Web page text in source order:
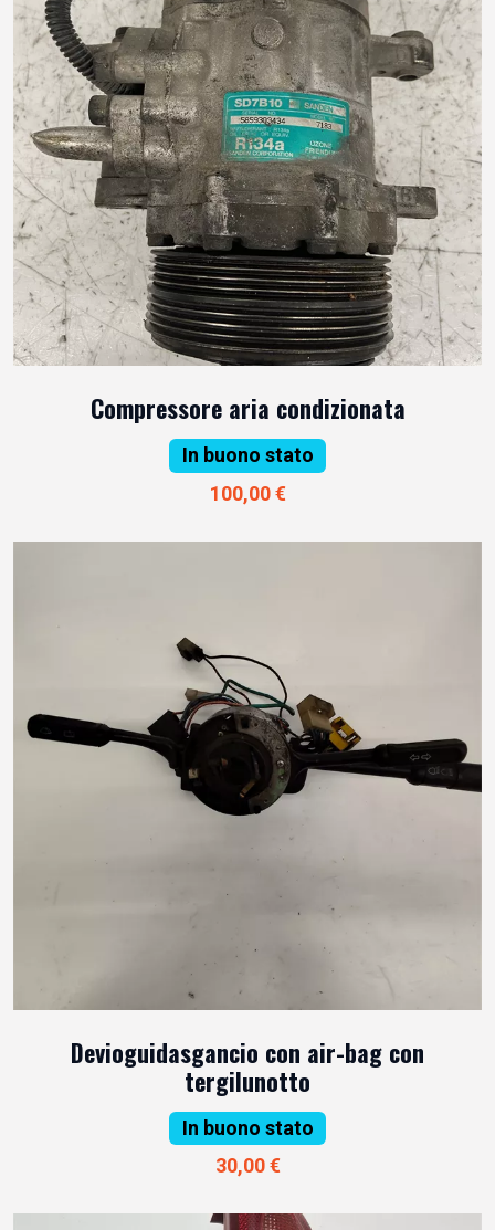
Compressore aria condizionata
In buono stato
100,00 €
Devioguidasgancio con air-bag con
tergilunotto
In buono stato
30,00 €